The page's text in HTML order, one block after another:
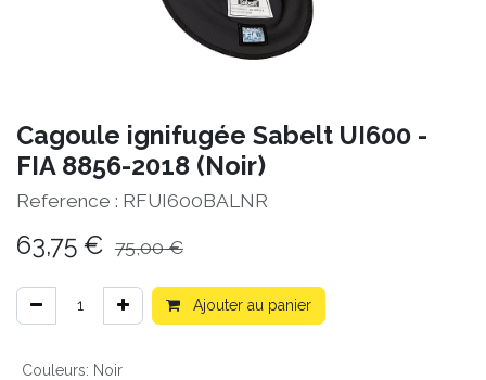
Cagoule ignifugée Sabelt UI600 -
FIA 8856-2018 (Noir)
Reference : RFUI600BALNR
63,75 € 75,00€
Ajouter au panier
Couleurs: Noir